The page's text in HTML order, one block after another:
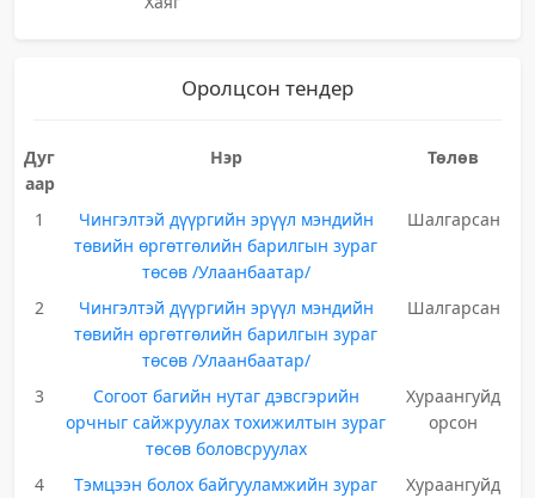
Оролцсон тендер
Дуг
аар
Нэр Төлөв
1
Чингэлтэй дүүргийн эрүүл мэндийн
төвийн өргөтгөлийн барилгын зураг
төсөв /Улаанбаатар/
Шалгарсан
2
Чингэлтэй дүүргийн эрүүл мэндийн
төвийн өргөтгөлийн барилгын зураг
төсөв /Улаанбаатар/
Шалгарсан
3
Согоот багийн нутаг дэвсгэрийн
орчныг сайжруулах тохижилтын зураг
төсөв боловсруулах
Хураангуйд
орсон
4
Тэмцээн болох байгууламжийн зураг
Хураангуйд